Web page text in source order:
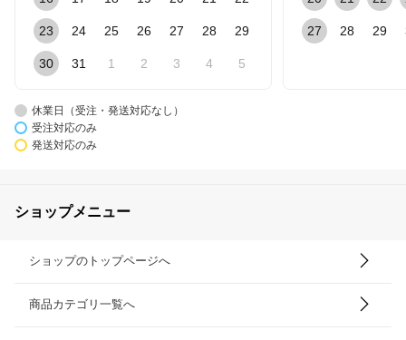
23 24 25 26 27 28 29
30 31 1 2 3 4 5
27 28 29
休業日（受注・発送対応なし）
受注対応のみ
発送対応のみ
ショップメニュー
ショップのトップページへ
商品カテゴリ一覧へ